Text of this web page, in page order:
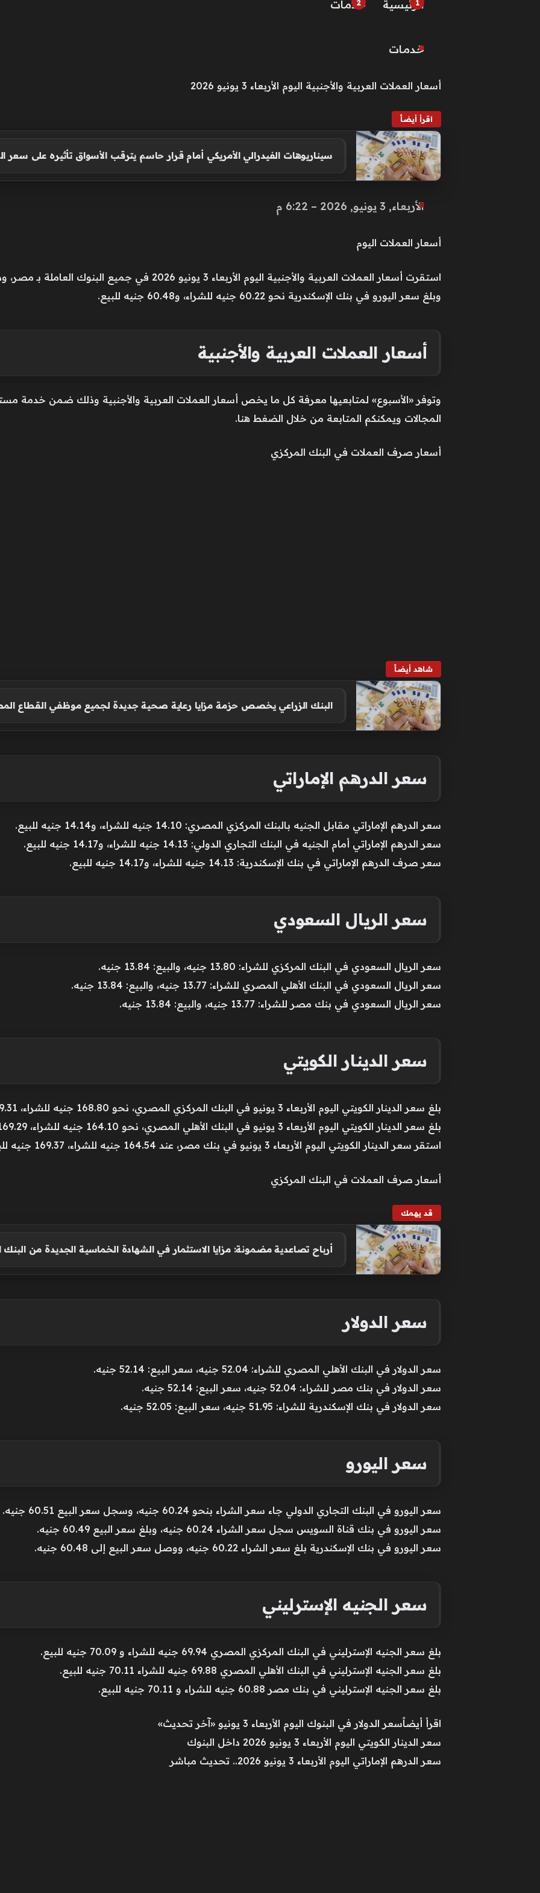
الرئيسية خـدمـات
خـدمـات
أسعار العملات العربية والأجنبية اليوم الأربعاء 3 يونيو 2026
اقرأ أيضاً
سيناريوهات الفيدرالي الأمريكي أمام قرار حاسم يترقب الأسواق تأثيره على سعر
الأربعاء, 3 يونيو, 2026 – 6:22 م
أسعار العملات اليوم
استقرت أسعار العملات العربية والأجنبية اليوم الأربعاء 3 يونيو
وبلغ سعر اليورو في بنك الإسكندرية نحو 60.22 جنيه للشراء، و60.48 جنيه للبيع.
أسعار العملات العربية والأجنبية
وتوفر «الأسبوع» لمتابعيها معرفة كل ما يخص أسعار العملات العربية والأجنبية وذلك ضمن خدمة
المجالات ويمكنكم المتابعة من خلال الضغط هنا.
أسعار صرف العملات في البنك المركزي
شاهد أيضاً
البنك الزراعي يخصص حزمة مزايا رعاية صحية جديدة لجميع موظفي القطاع
سعر الدرهم الإماراتي
سعر الدرهم الإماراتي مقابل الجنيه بالبنك المركزي المصري: 14.10 جنيه للشراء، و14.14 جنيه للبيع.
سعر الدرهم الإماراتي أمام الجنيه في البنك التجاري الدولي: 14.13 جنيه للشراء، و14.17 جنيه للبيع.
سعر صرف الدرهم الإماراتي في بنك الإسكندرية: 14.13 جنيه للشراء، و14.17 جنيه للبيع.
سعر الريال السعودي
سعر الريال السعودي في البنك المركزي للشراء: 13.80 جنيه، والبيع: 13.84 جنيه.
سعر الريال السعودي في البنك الأهلي المصري للشراء: 13.77 جنيه، والبيع: 13.84 جنيه.
سعر الريال السعودي في بنك مصر للشراء: 13.77 جنيه، والبيع: 13.84 جنيه.
سعر الدينار الكويتي
بلغ سعر الدينار الكويتي اليوم الأربعاء 3 يونيو في البنك المركزي المصري، نحو 168.80 جنيه للشراء، 169.31 جنيه للبيع.
بلغ سعر الدينار الكويتي اليوم الأربعاء 3 يونيو في البنك الأهلي المصري، نحو 164.10 جنيه للشراء، 169.29 جنيه للبيع.
استقر سعر الدينار الكويتي اليوم الأربعاء 3 يونيو في بنك مصر، عند 164.54 جنيه للشراء، 169.37 جنيه للبيع.
أسعار صرف العملات في البنك المركزي
قد يهمك
أرباح تصاعدية مضمونة: مزايا الاستثمار في الشهادة الخماسية الجديدة من
سعر الدولار
سعر الدولار في البنك الأهلي المصري للشراء: 52.04 جنيه، سعر البيع: 52.14 جنيه.
سعر الدولار في بنك مصر للشراء: 52.04 جنيه، سعر البيع: 52.14 جنيه.
سعر الدولار في بنك الإسكندرية للشراء: 51.95 جنيه، سعر البيع: 52.05 جنيه.
سعر اليورو
سعر اليورو في البنك التجاري الدولي جاء سعر الشراء بنحو 60.24 جنيه، وسجل سعر البيع 60.51 جنيه.
سعر اليورو في بنك قناة السويس سجل سعر الشراء 60.24 جنيه، وبلغ سعر البيع 60.49 جنيه.
سعر اليورو في بنك الإسكندرية بلغ سعر الشراء 60.22 جنيه، ووصل سعر البيع إلى 60.48 جنيه.
سعر الجنيه الإسترليني
بلغ سعر الجنيه الإسترليني في البنك المركزي المصري 69.94 جنيه للشراء و 70.09 جنيه للبيع.
بلغ سعر الجنيه الإسترليني في البنك الأهلي المصري 69.88 جنيه للشراء 70.11 جنيه للبيع.
بلغ سعر الجنيه الإسترليني في بنك مصر 60.88 جنيه للشراء و 70.11 جنيه للبيع.
اقرأ أيضاًسعر الدولار في البنوك اليوم الأربعاء 3 يونيو «آخر تحديث»
سعر الدينار الكويتي اليوم الأربعاء 3 يونيو 2026 داخل البنوك
سعر الدرهم الإماراتي اليوم الأربعاء 3 يونيو 2026.. تحديث مباشر